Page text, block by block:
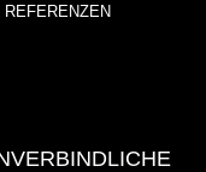
REFERENZEN